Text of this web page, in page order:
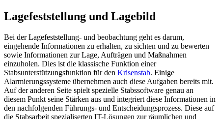
Lagefeststellung und Lagebild
Bei der Lagefeststellung- und beobachtung geht es darum,
eingehende Informationen zu erhalten, zu sichten und zu bewerten
sowie Informationen zur Lage, Aufträgen und Maßnahmen
einzuholen. Dies ist die klassische Funktion einer
Stabsunterstützungsfunktion für den Krisenstab. Einige
Alarmierungssysteme übernehmen auch diese Aufgaben bereits mit.
Auf der anderen Seite spielt spezielle Stabssoftware genau an
diesem Punkt seine Stärken aus und integriert diese Informationen in
den nachfolgenden Führungs- und Entscheidungsprozess. Diese auf
die Stabsarbeit spezialiserten IT-Lösungen zur räumlichen und